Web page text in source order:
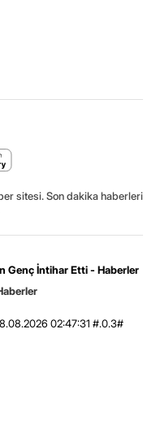
sitesi. Son dakika haberleri
Genç İntihar Etti - Haberler
02:47:31 #.0.3#